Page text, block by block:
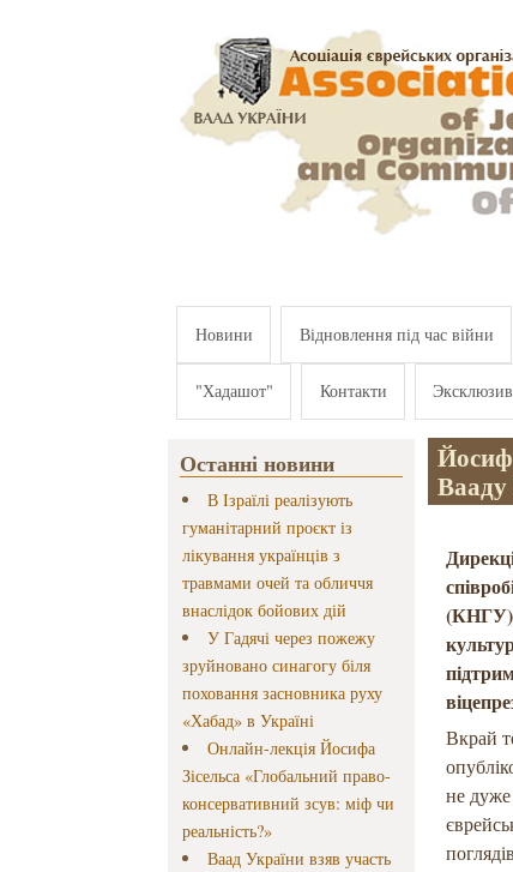
Новини Відновлення під час війни
"Хадашот" Контакти
Останні новини
В Ізраїлі реалізують
гуманітарний проєкт із
лікування українців з
травмами очей та обличчя
внаслідок бойових дій
У Гадячі через пожежу
зруйновано синагогу біля
поховання засновника руху
«Хабад» в Україні
Онлайн-лекція Йосифа
Зісельса «Глобальний право-
консервативний зсув: міф чи
реальність?»
Ваад України взяв участь
(КНГУ),
Вкрай
не